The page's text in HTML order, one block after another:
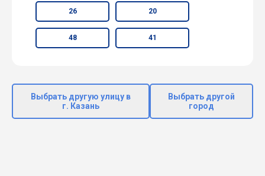
26 20
48 41
Выбрать другую улицу в
г. Казань
Выбрать другой
город